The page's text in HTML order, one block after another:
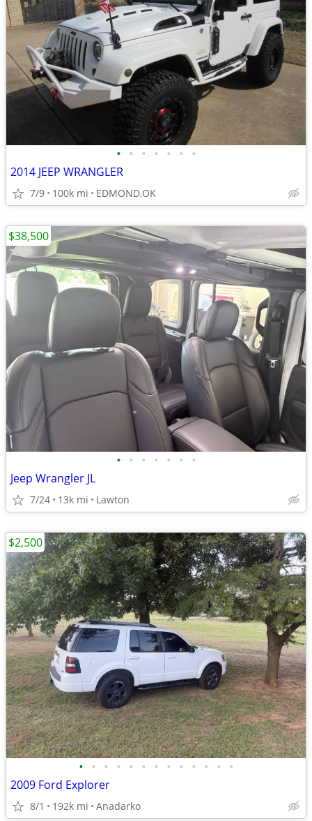
• • • • • • •
2014 JEEP WRANGLER
7/9 100k mi EDMOND,OK
• • • • • • •
Jeep Wrangler JL
7/24 13k mi Lawton
$38,500
• • • • • • • • • • • • •
2009 Ford Explorer
8/1 192k mi Anadarko
$2,500